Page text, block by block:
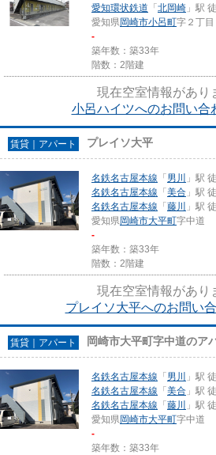
愛知環状鉄道 「 北岡崎 」駅
愛知県岡崎市小呂町字２丁目
-
築年数：築33年
階数：2階建
現在空室情報があり
小呂ハイツへのお問い合
賃貸｜アパート プレイソ大平
名鉄名古屋本線 「 男川
」駅
名鉄名古屋本線 「 美合 」駅
名鉄名古屋本線 「 藤川
」駅
愛知県岡崎市大平町字中道
-
築年数：築33年
階数：2階建
現在空室情報があり
プレイソ大平へのお問い
賃貸｜アパート 岡崎市大平町字中道のア
名鉄名古屋本線 「 男川
」駅
名鉄名古屋本線 「 美合 」駅
名鉄名古屋本線 「 藤川
」駅
愛知県岡崎市大平町字中道
-
築年数：築33年